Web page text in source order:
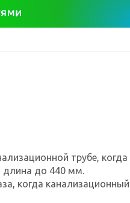
трубе,
длина до 440 мм.
когда